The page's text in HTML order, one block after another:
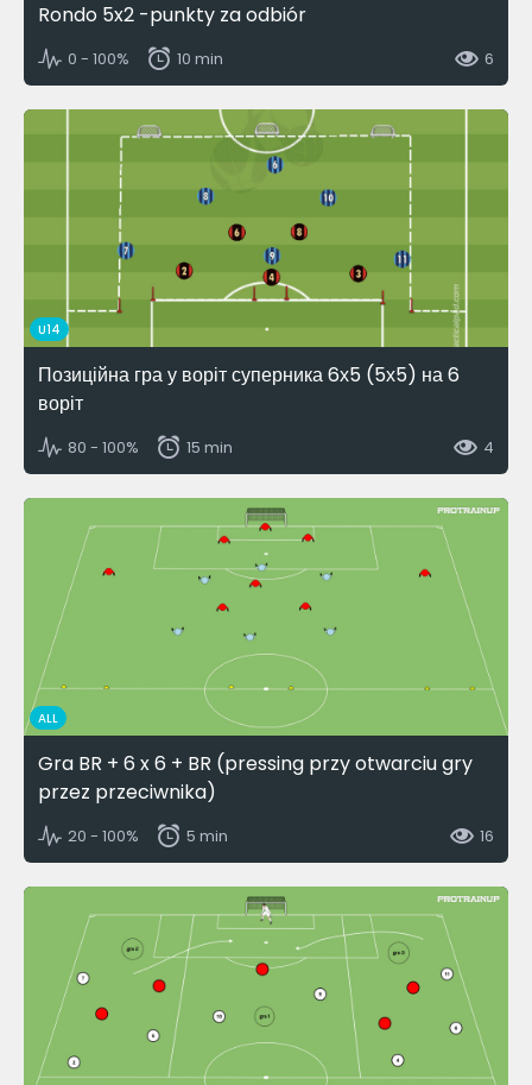
Rondo 5x2 -punkty za odbiór
0 - 100% 10 min 6
U14
Позиційна гра у воріт суперника 6х5 (5х5) на 6
воріт
80 - 100% 15 min 4
ALL
Gra BR + 6 x 6 + BR (pressing przy otwarciu gry
przez przeciwnika)
20 - 100% 5 min 16